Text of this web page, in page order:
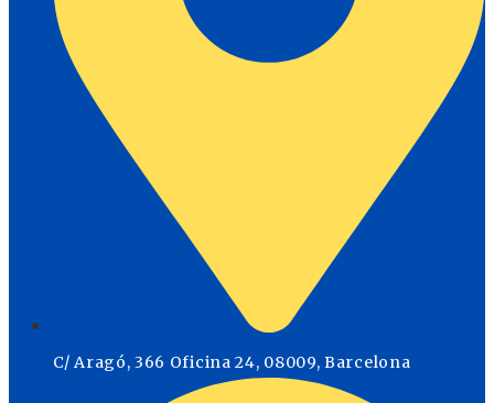
C/ Aragó, 366 Oficina 24, 08009, Barcelona